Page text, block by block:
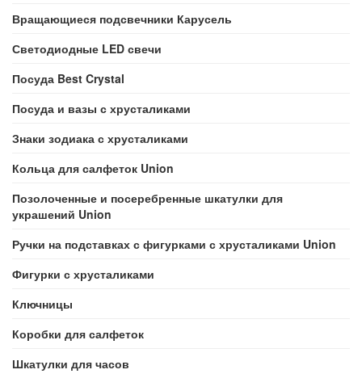
Вращающиеся подсвечники Карусель
Светодиодные LED свечи
Посуда Best Crystal
Посуда и вазы с хрусталиками
Знаки зодиака с хрусталиками
Кольца для салфеток Union
Позолоченные и посеребренные шкатулки для
украшений Union
Ручки на подставках с фигурками с хрусталиками Union
Фигурки с хрусталиками
Ключницы
Коробки для салфеток
Шкатулки для часов